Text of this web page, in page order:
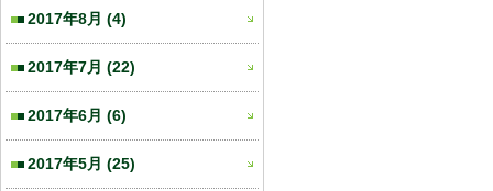
2017年8月 (4)
2017年7月 (22)
2017年6月 (6)
2017年5月 (25)